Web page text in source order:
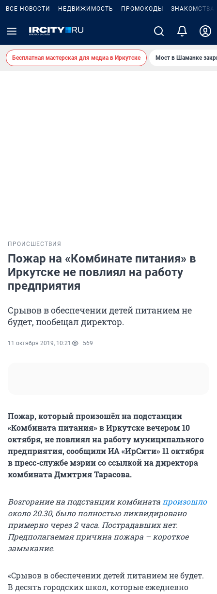
ВСЕ НОВОСТИ НЕДВИЖИМОСТЬ ПРОМОКОДЫ ЗНАКОМСТВА
Бесплатная мастерская для медиа в Иркутске Мост в Шаманке
ПРОИСШЕСТВИЯ
Пожар на «Комбинате питания» в
Иркутске не повлиял на работу
предприятия
Срывов в обеспечении детей питанием не
будет, пообещал директор.
11 октября 2019, 10:21 569
Пожар, который произошёл на подстанции
«Комбината питания» в Иркутске вечером 10
октября, не повлиял на работу муниципального
предприятия, сообщили ИА «ИрСити» 11 октября
в пресс-службе мэрии со ссылкой на директора
комбината Дмитрия Тарасова.
Возгорание на подстанции комбината произошло
около 20.30, было полностью ликвидировано
примерно через 2 часа. Пострадавших нет.
Предполагаемая причина пожара – короткое
замыкание.
«Срывов в обеспечении детей питанием не будет.
В десять городских школ, которые ежедневно